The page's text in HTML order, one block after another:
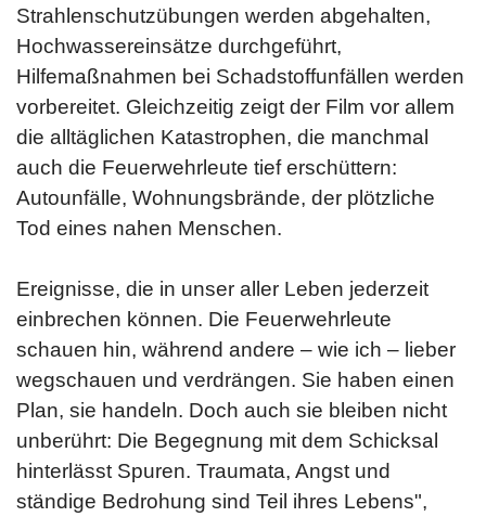
Strahlenschutzübungen werden abgehalten,
Hochwassereinsätze durchgeführt,
Hilfemaßnahmen bei Schadstoffunfällen werden
vorbereitet. Gleichzeitig zeigt der Film vor allem
die alltäglichen Katastrophen, die manchmal
auch die Feuerwehrleute tief erschüttern:
Autounfälle, Wohnungsbrände, der plötzliche
Tod eines nahen Menschen.
Ereignisse, die in unser aller Leben jederzeit
einbrechen können. Die Feuerwehrleute
schauen hin, während andere – wie ich – lieber
wegschauen und verdrängen. Sie haben einen
Plan, sie handeln. Doch auch sie bleiben nicht
unberührt: Die Begegnung mit dem Schicksal
hinterlässt Spuren. Traumata, Angst und
ständige Bedrohung sind Teil ihres Lebens",